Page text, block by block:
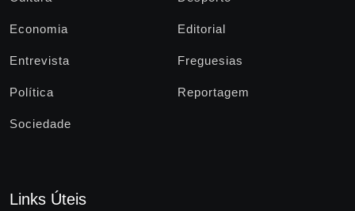
Economia Editorial
Entrevista Freguesias
Política Reportagem
Sociedade
Links Úteis